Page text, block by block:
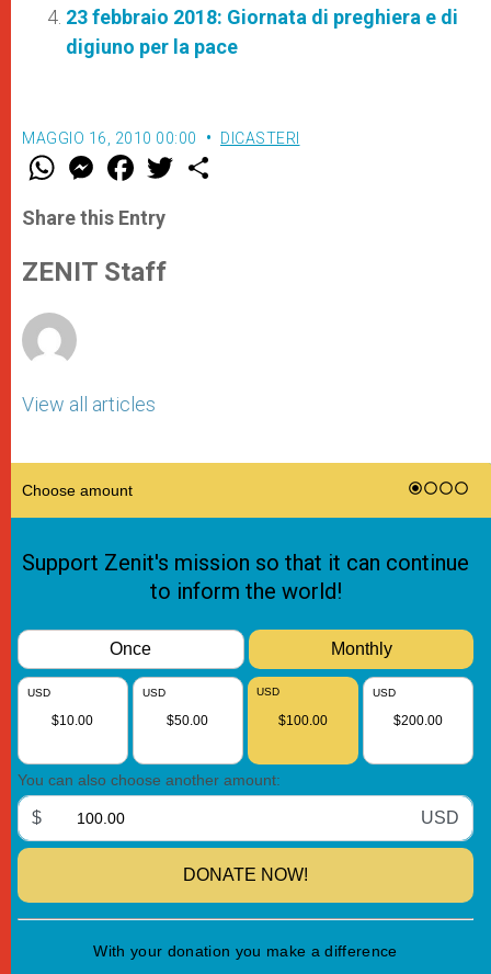
23 febbraio 2018: Giornata di preghiera e di
digiuno per la pace
MAGGIO 16, 2010 00:00 DICASTERI
W
t
s
p
p
M
e
s
e
g
e
F
a
e
b
o
k
w
Share this Entry
ZENIT Staff
View all articles